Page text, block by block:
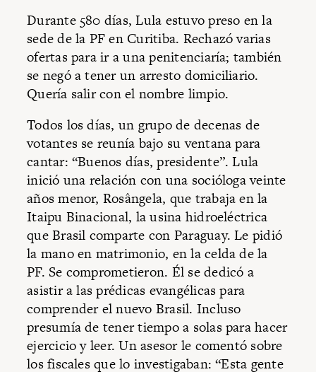
Durante 580 días, Lula estuvo preso en la
sede de la PF en Curitiba. Rechazó varias
ofertas para ir a una penitenciaría; también
se negó a tener un arresto domiciliario.
Quería salir con el nombre limpio.
Todos los días, un grupo de decenas de
votantes se reunía bajo su ventana para
cantar: “Buenos días, presidente”. Lula
inició una relación con una socióloga veinte
años menor, Rosângela, que trabaja en la
Itaipu Binacional, la usina hidroeléctrica
que Brasil comparte con Paraguay. Le pidió
la mano en matrimonio, en la celda de la
PF. Se comprometieron. Él se dedicó a
asistir a las prédicas evangélicas para
comprender el nuevo Brasil. Incluso
presumía de tener tiempo a solas para hacer
ejercicio y leer. Un asesor le comentó sobre
los fiscales que lo investigaban: “Esta gente